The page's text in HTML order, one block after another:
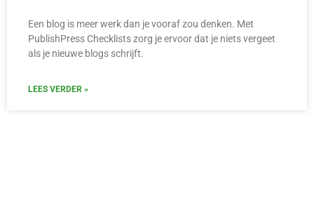
Een blog is meer werk dan je vooraf zou denken. Met
PublishPress Checklists zorg je ervoor dat je niets vergeet
als je nieuwe blogs schrijft.
LEES VERDER »